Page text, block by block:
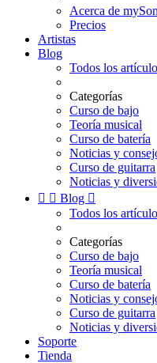
Acerca de
Precios
Artistas
Blog
Todos los
Categorías
Curso de bajo
Teoría musical
Curso de batería
Noticias y
Curso de guitarra
Noticias y
  Blog 
Todos los
Categorías
Curso de bajo
Teoría musical
Curso de batería
Noticias y
Curso de guitarra
Noticias y
Soporte
Tienda